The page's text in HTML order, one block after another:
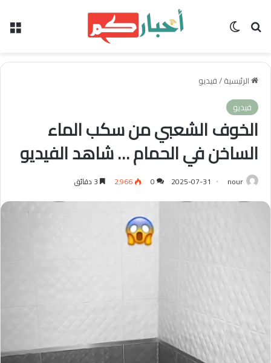
بحث عن الوضع المظلم
الرئيسية/فيديو
فيديو
الخوف الشعبي من سكب الماء
الساخن في الحمام … شاهد الفيديو
nour
2025-07-31
0 2٬966